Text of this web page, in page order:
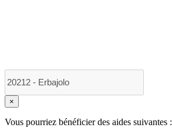
×
Vous pourriez bénéficier des aides suivantes :